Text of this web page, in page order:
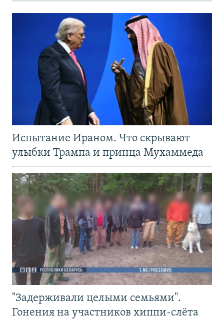
Испытание Ираном. Что скрывают
улыбки Трампа и принца Мухаммеда
"Задерживали целыми семьями".
Гонения на участников хиппи-слёта